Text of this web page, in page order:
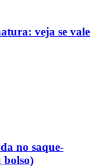
veja se vale
no saque-
bolso)